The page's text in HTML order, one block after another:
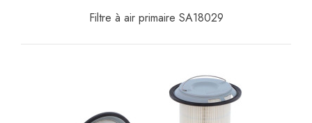
Filtre à air primaire SA18029